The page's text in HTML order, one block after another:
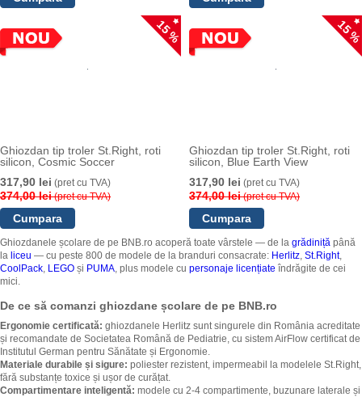
15 %
Ghiozdan tip troler St.Right, roti
silicon, Cosmic Soccer
317,90 lei (pret cu TVA)
374,00 lei(pret cu TVA)
15 %
Ghiozdan tip troler St.Right, roti
silicon, Blue Earth View
317,90 lei (pret cu TVA)
374,00 lei(pret cu TVA)
Ghiozdanele școlare de pe BNB.ro acoperă toate vârstele — de la grădiniță până
la liceu — cu peste 800 de modele de la branduri consacrate: Herlitz, St.Right,
CoolPack, LEGO și PUMA, plus modele cu personaje licențiate îndrăgite de cei
mici.
De ce să comanzi ghiozdane școlare de pe BNB.ro
Ergonomie certificată: ghiozdanele Herlitz sunt singurele din România acreditate
și recomandate de Societatea Română de Pediatrie, cu sistem AirFlow certificat de
Institutul German pentru Sănătate și Ergonomie.
Materiale durabile și sigure: poliester rezistent, impermeabil la modelele St.Right,
fără substanțe toxice și ușor de curățat.
Compartimentare inteligentă: modele cu 2-4 compartimente, buzunare laterale și